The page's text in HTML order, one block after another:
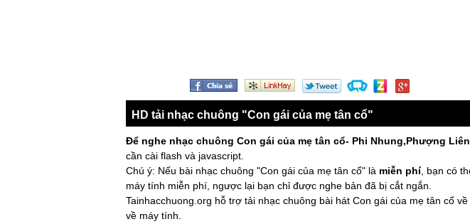
HD tải nhạc chuông "Con gái của mẹ tân cổ"
Để nghe nhạc chuông Con gái của mẹ tân cổ- Phi Nhung,Phượng Liên
cần cài flash và javascript.
Chú ý: Nếu bài nhạc chuông "Con gái của mẹ tân cổ" là miễn phí, bạn có
máy tính miễn phí, ngược lại bạn chỉ được nghe bản đã bị cắt ngắn.
Tainhacchuong.org hỗ trợ tải nhạc chuông bài hát Con gái của mẹ tân cổ
về máy tính.